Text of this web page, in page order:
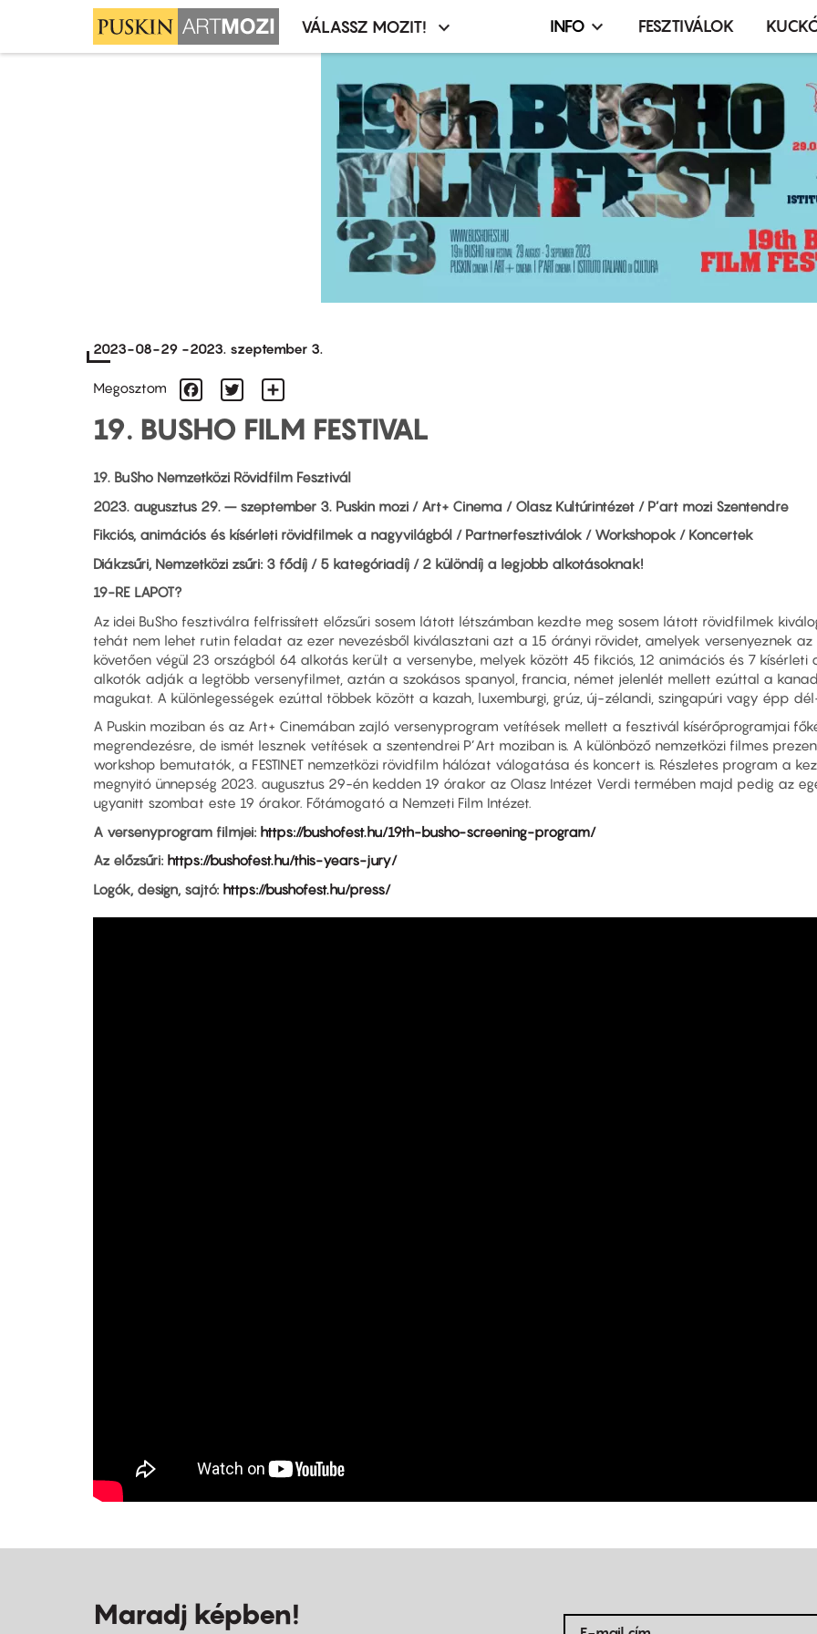
Moziválasztó
VÁLASSZ MOZIT!
Infó,
terembérlés
menü
INFO FESZTIVÁLOK
2023-08-29 -2023. szeptember 3.
Megosztom Facebook
Twitter
19. BUSHO FILM FESTIVAL
19. BuSho Nemzetközi Rövidfilm Fesztivál
2023. augusztus 29. – szeptember 3. Puskin mozi / Art+ Cinema / Olasz Kultúrintézet / P’art mozi Szentendre
Fikciós, animációs és kísérleti rövidfilmek a nagyvilágból / Partnerfesztiválok / Workshopok / Koncertek
Diákzsűri, Nemzetközi zsűri: 3 fődíj / 5 kategóriadíj / 2 különdíj a legjobb alkotásoknak!
19-RE LAPOT?
Az idei BuSho fesztiválra felfrissített előzsűri sosem látott létszámban kezdte meg sosem látott rövidfilmek
tehát nem lehet rutin feladat az ezer nevezésből kiválasztani azt a 15 órányi rövidet, amelyek versenyeznek
követően végül 23 országból 64 alkotás került a versenybe, melyek között 45 fikciós, 12 animációs és 7
alkotók adják a legtöbb versenyfilmet, aztán a szokásos spanyol, francia, német jelenlét mellett ezúttal a
magukat. A különlegességek ezúttal többek között a kazah, luxemburgi, grúz, új-zélandi, szingapúri vagy épp
A Puskin moziban és az Art+ Cinemában zajló versenyprogram vetítések mellett a fesztivál kísérőprogramjai
megrendezésre, de ismét lesznek vetítések a szentendrei P’Art moziban is. A különböző nemzetközi filmes
workshop bemutatók, a FESTINET nemzetközi rövidfilm hálózat válogatása és koncert is. Részletes program a
megnyitó ünnepség 2023. augusztus 29-én kedden 19 órakor az Olasz Intézet Verdi termében majd pedig az
ugyanitt szombat este 19 órakor. Főtámogató a Nemzeti Film Intézet.
A versenyprogram filmjei: https://bushofest.hu/19th-busho-screening-program/
Az előzsűri: https://bushofest.hu/this-years-jury/
Logók, design, sajtó: https://bushofest.hu/press/
Maradj képben!